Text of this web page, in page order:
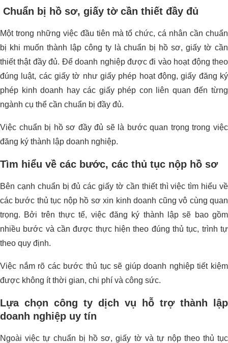
Chuẩn bị hồ sơ, giấy tờ cần thiết đầy đủ
Một trong những việc đầu tiên mà tổ chức, cá nhân cần chuẩn
bị khi muốn thành lập công ty là chuẩn bị hồ sơ, giấy tờ cần
thiết thật đầy đủ. Để doanh nghiệp được đi vào hoạt động theo
đúng luật, các giấy tờ như giấy phép hoạt động, giấy đăng ký
phép kinh doanh hay các giấy phép con liên quan đến từng
ngành cụ thể cần chuẩn bị đầy đủ.
Việc chuẩn bị hồ sơ đầy đủ sẽ là bước quan trọng trong việc
đăng ký thành lập doanh nghiệp.
Tìm hiểu về các bước, các thủ tục nộp hồ sơ
Bên cạnh chuẩn bị đủ các giấy tờ cần thiết thì việc tìm hiểu về
các bước thủ tục nộp hồ sơ xin kinh doanh cũng vô cùng quan
trọng. Bởi trên thực tế, việc đăng ký thành lập sẽ bao gồm
nhiều bước và cần được thực hiện theo đúng thủ tục, trình tự
theo quy định.
Việc nắm rõ các bước thủ tục sẽ giúp doanh nghiệp tiết kiệm
được không ít thời gian, chi phí và công sức.
Lựa chọn công ty dịch vụ hỗ trợ thành lập
doanh nghiệp uy tín
Ngoài việc tự chuẩn bị hồ sơ, giấy tờ và tự nộp theo thủ tục